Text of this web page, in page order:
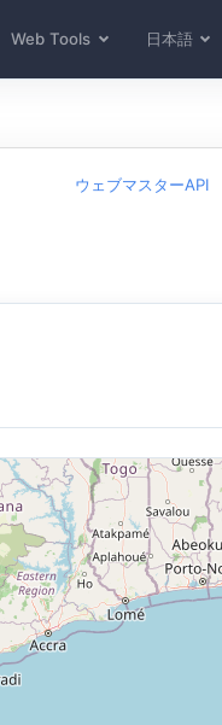
Web Tools 日本語
ウェブマスターAPI